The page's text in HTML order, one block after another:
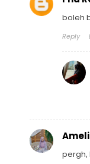
boleh
Reply
pergh,